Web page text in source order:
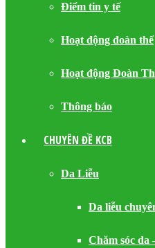
Điểm tin y tế
Hoạt động đoàn thể
Hoạt động Đoàn
Thông báo
CHUYÊN ĐỀ KCB
Da Liễu
Da liễu
Chăm sóc da